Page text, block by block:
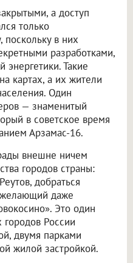
а доступ
только
поскольку в них
разработками,
Такие
картах, а их жители
Один
— знаменитый
в советское время
Арзамас-16.
внешне ничем
городов страны:
добраться
даже
Это один
России
двумя парками
жилой застройкой.